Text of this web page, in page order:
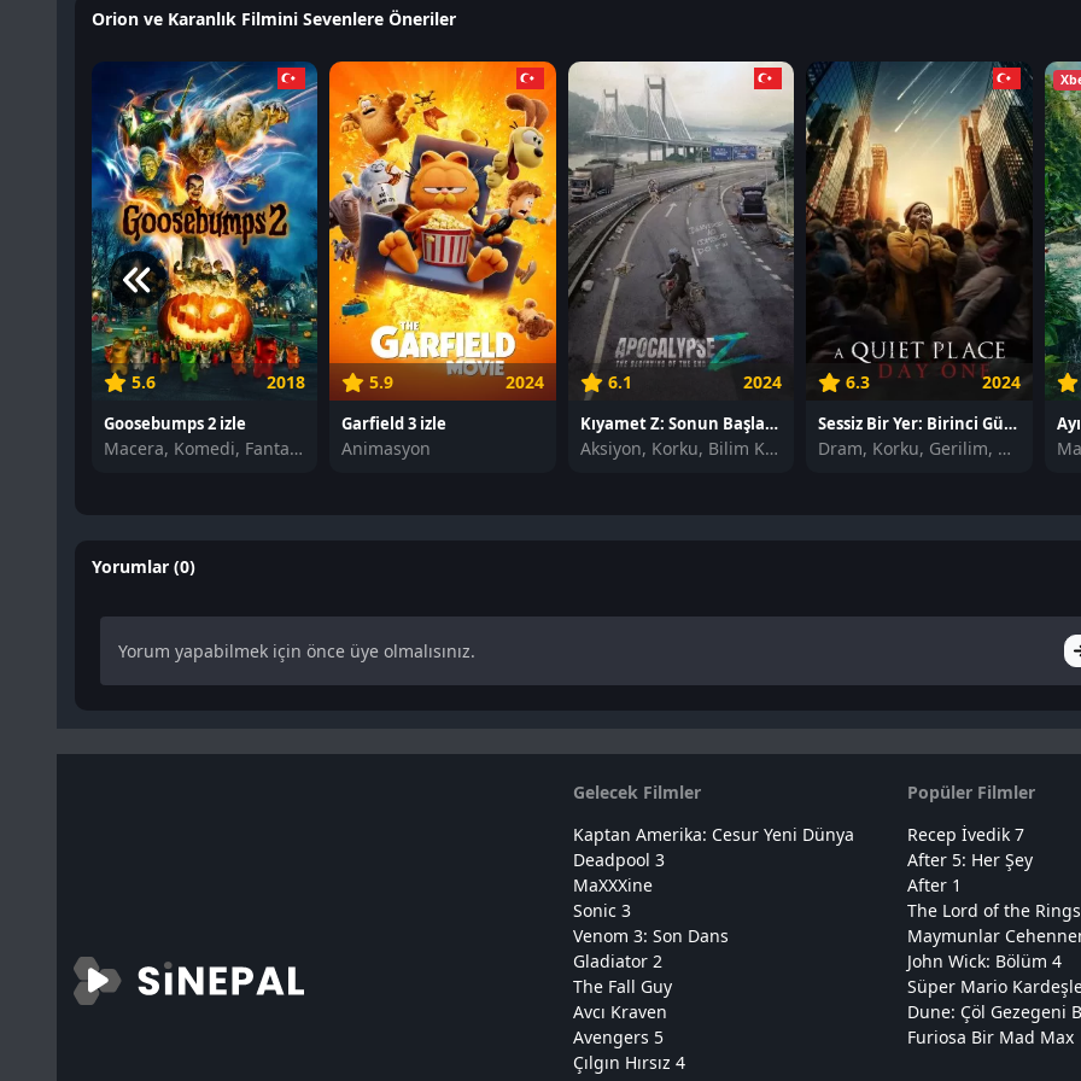
Orion ve Karanlık Filmini Sevenlere Öneriler
5.6 2018
Goosebumps 2 izle
Macera, Komedi, Fantastik
5.9 2024
Garfield 3 izle
Animasyon
6.1 2024
Kıyamet Z: Sonun Başlangıcı izle
Aksiyon, Korku, Bilim Kurgu
6.3 2024
Sessiz Bir Yer: Birinci Gün izle
Dram, Korku, Gerilim, Bilim Kurgu
Yorumlar (0)
Yorum yapabilmek için önce üye olmalısınız.
Gelecek Filmler
Kaptan Amerika: Cesur Yeni Dünya
Deadpool 3
MaXXXine
Sonic 3
Venom 3: Son Dans
Gladiator 2
The Fall Guy
Avcı Kraven
Avengers 5
Çılgın Hırsız 4
Popüler Filmler
Recep İvedik 7
After 5: Her Şey
After 1
The Lord of the Rings
Maymunlar
John Wick: Bölüm 4
Süper Mario
Dune: Çöl Gezegeni
Furiosa Bir Mad Max